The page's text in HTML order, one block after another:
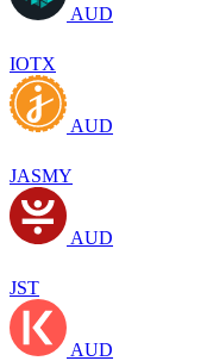
AUD
IOTX
AUD
JASMY
AUD
JST
AUD